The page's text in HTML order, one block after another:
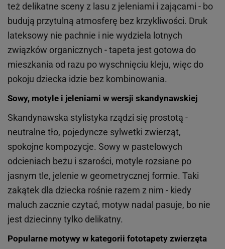
też delikatne sceny z lasu z jeleniami i zającami - bo
budują przytulną atmosferę bez krzykliwości. Druk
lateksowy nie pachnie i nie wydziela lotnych
związków organicznych - tapeta jest gotowa do
mieszkania od razu po wyschnięciu kleju, więc do
pokoju dziecka idzie bez kombinowania.
Sowy, motyle i jeleniami w wersji skandynawskiej
Skandynawska stylistyka rządzi się prostotą -
neutralne tło, pojedyncze sylwetki zwierząt,
spokojne kompozycje. Sowy w pastelowych
odcieniach beżu i szarości, motyle rozsiane po
jasnym tle, jelenie w geometrycznej formie. Taki
zakątek dla dziecka rośnie razem z nim - kiedy
maluch zacznie czytać, motyw nadal pasuje, bo nie
jest dziecinny tylko delikatny.
Popularne motywy w kategorii fototapety zwierzęta